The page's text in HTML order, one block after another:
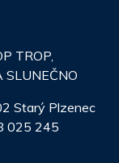
TROP,
SLUNEČNO
Starý Plzenec
025 245